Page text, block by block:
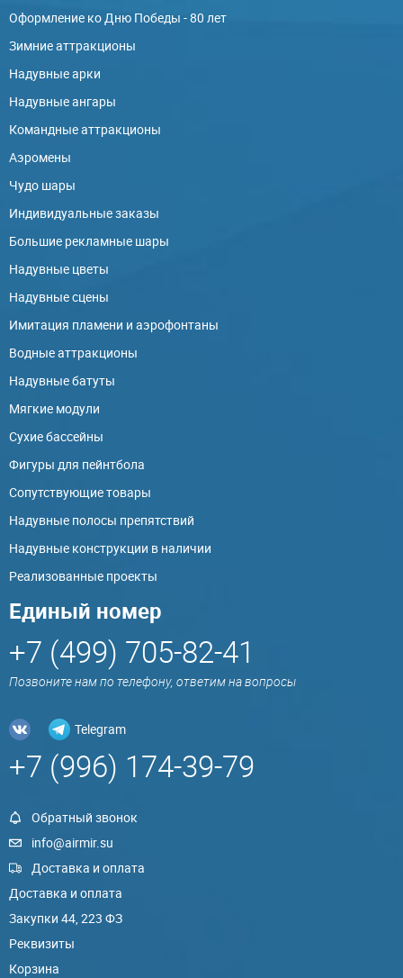
Оформление ко Дню Победы - 80 лет
Зимние аттракционы
Надувные арки
Надувные ангары
Командные аттракционы
Аэромены
Чудо шары
Индивидуальные заказы
Большие рекламные шары
Надувные цветы
Надувные сцены
Имитация пламени и аэрофонтаны
Водные аттракционы
Надувные батуты
Мягкие модули
Сухие бассейны
Фигуры для пейнтбола
Сопутствующие товары
Надувные полосы препятствий
Надувные конструкции в наличии
Реализованные проекты
Единый номер
+7 (499) 705-82-41
Позвоните нам по телефону, ответим на вопросы
Telegram
+7 (996) 174-39-79
Обратный звонок
info@airmir.su
Доставка и оплата
Доставка и оплата
Закупки 44, 223 ФЗ
Реквизиты
Корзина